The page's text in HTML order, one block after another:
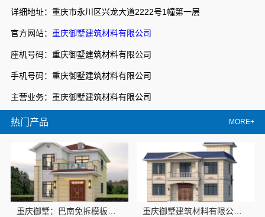
详细地址：重庆市永川区兴龙大道2222号1幢第一层
官方网站： 重庆御墅建筑材料有限公司
座机号码：重庆御墅建筑材料有限公司
手机号码：重庆御墅建筑材料有限公司
主营业务：重庆御墅建筑材料有限公司
热门产品 MORE+